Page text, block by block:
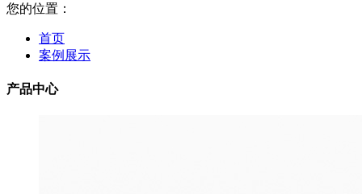
您的位置：
首页
案例展示
产品中心